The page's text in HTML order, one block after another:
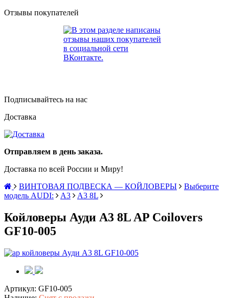
Отзывы покупателей
Подписывайтесь на нас
Доставка
Отправляем в день заказа.
Доставка по всей России и Миру!
ВИНТОВАЯ ПОДВЕСКА — КОЙЛОВЕРЫ
Выберите
модель AUDI:
A3 A3 8L
Койловеры Ауди A3 8L AP Coilovers
GF10-005
Артикул: GF10-005